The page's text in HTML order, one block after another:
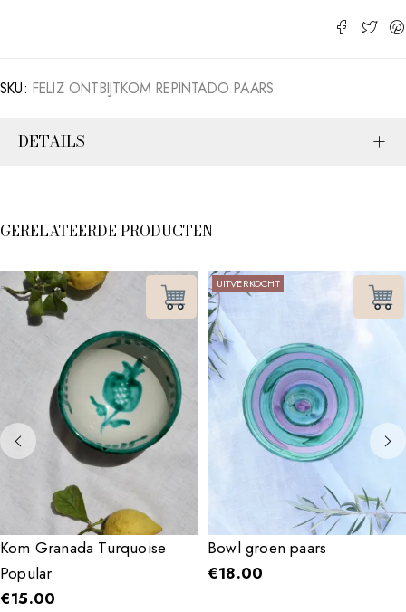
SKU: FELIZ ONTBIJTKOM REPINTADO PAARS
DETAILS
GERELATEERDE PRODUCTEN
Kom Granada Turquoise
Popular
€15.00
UITVERKOCHT
Bowl groen paars
€18.00